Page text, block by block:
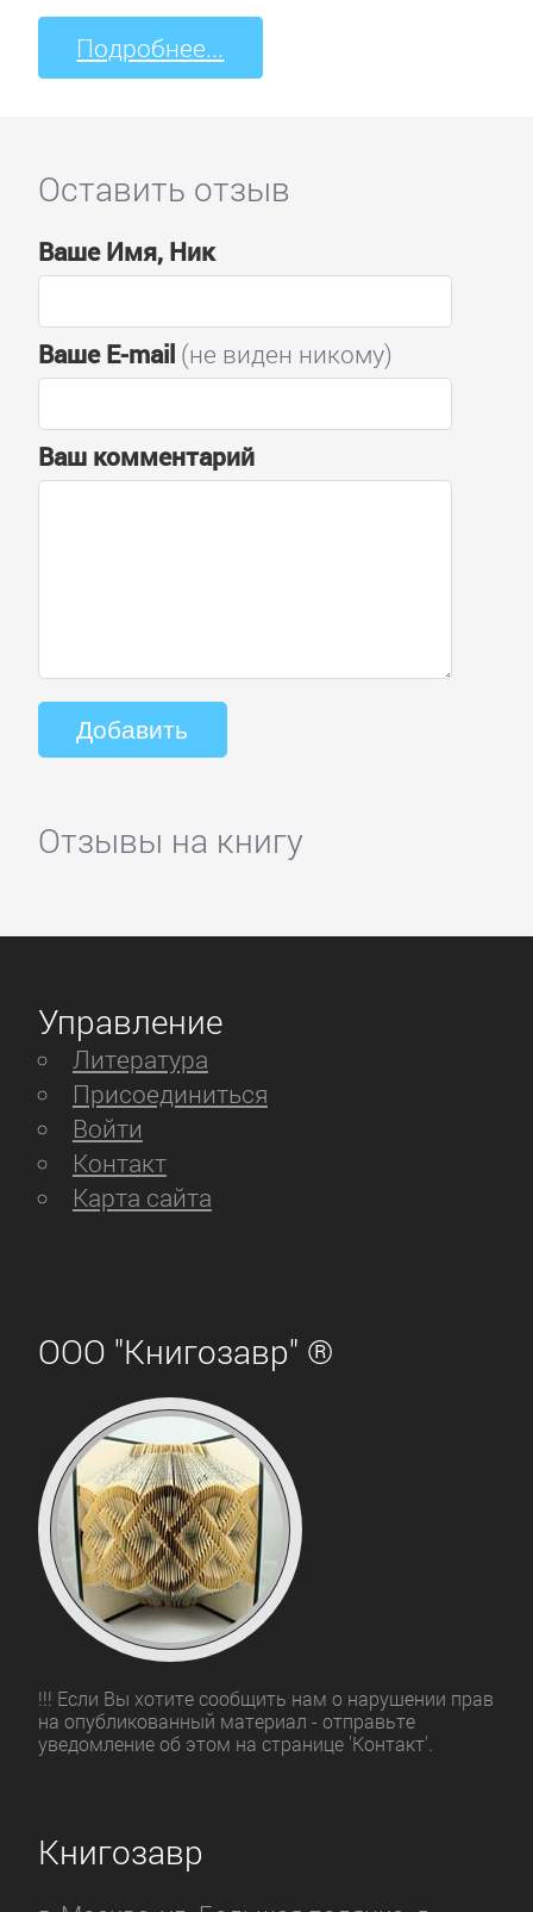
Подробнее...
Оставить отзыв
Ваше Имя, Ник
Ваше E-mail(не виден никому)
Ваш комментарий
Отзывы на книгу
Управление
Литература
Присоединиться
Войти
Контакт
Карта сайта
ООО "Книгозавр" ®
!!! Если Вы хотите сообщить нам о нарушении прав
на опубликованный материал - отправьте
уведомление об этом на странице 'Контакт'.
Книгозавр